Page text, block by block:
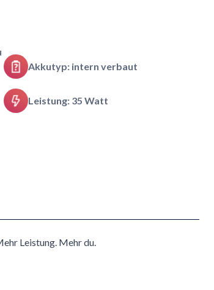
Akkutyp: intern verbaut
Leistung: 35 Watt
Leistung. Mehr du.